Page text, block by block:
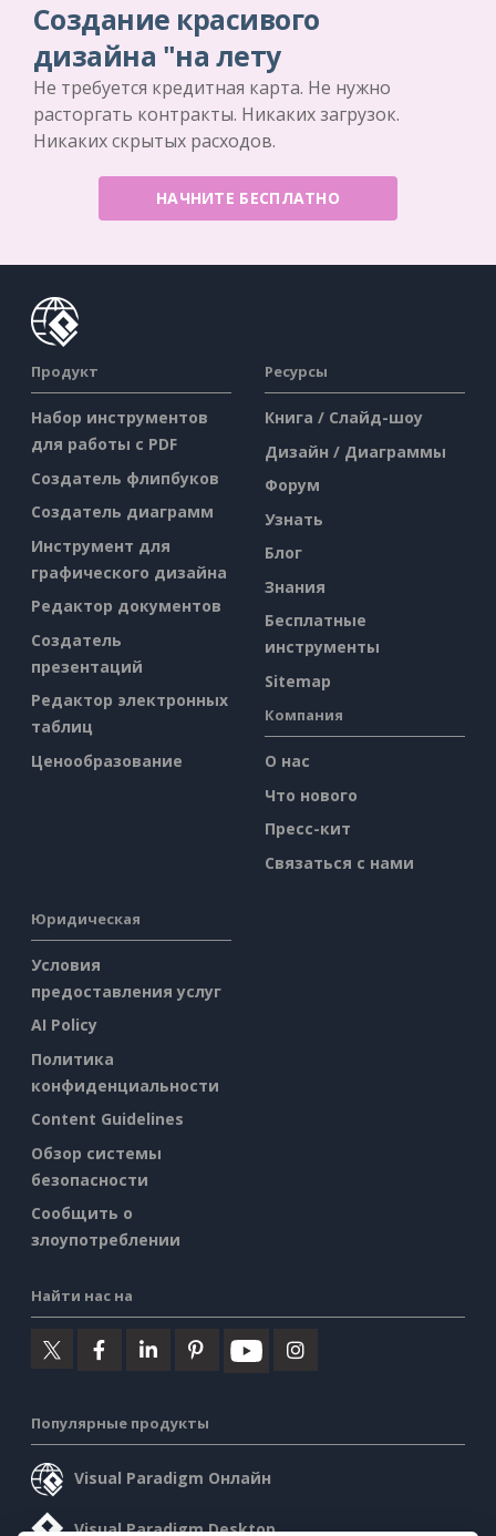
Создание красивого
дизайна "на лету
Не требуется кредитная карта. Не нужно
расторгать контракты. Никаких загрузок.
Никаких скрытых расходов.
НАЧНИТЕ БЕСПЛАТНО
Продукт
Набор инструментов
для работы с PDF
Создатель флипбуков
Создатель диаграмм
Инструмент для
графического дизайна
Редактор документов
Создатель
презентаций
Редактор электронных
таблиц
Ценообразование
Ресурсы
Книга / Слайд-шоу
Дизайн / Диаграммы
Форум
Узнать
Блог
Знания
Бесплатные
инструменты
Sitemap
Компания
О нас
Что нового
Пресс-кит
Связаться с нами
Юридическая
Условия
предоставления услуг
AI Policy
Политика
конфиденциальности
Content Guidelines
Обзор системы
безопасности
Сообщить о
злоупотреблении
Найти нас на
Популярные продукты
Visual Paradigm Онлайн
Visual Paradigm Desktop